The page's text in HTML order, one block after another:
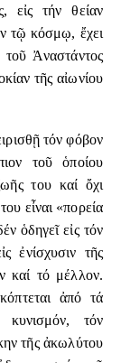
εἰς τήν θείαν
τῷ κόσμῳ, ἔχει
τοῦ Ἀναστάντος
τῆς αἰωνίου
τόν φόβον
τοῦ ὁποίου
του καί ὄχι
εἶναι «πορεία
ὁδηγεῖ εἰς τόν
ἐνίσχυσιν τῆς
καί τό μέλλον.
ἀπό τά
τόν
τῆς ἀκωλύτου